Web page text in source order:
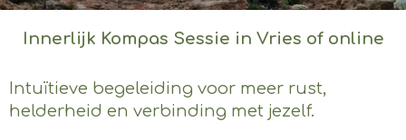
Innerlijk Kompas Sessie in Vries of online
Intuïtieve begeleiding voor meer rust,
helderheid en verbinding met jezelf.